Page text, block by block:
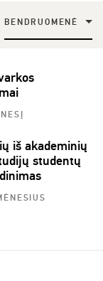
BENDRUOMENĖ
iš akademinių
studentų